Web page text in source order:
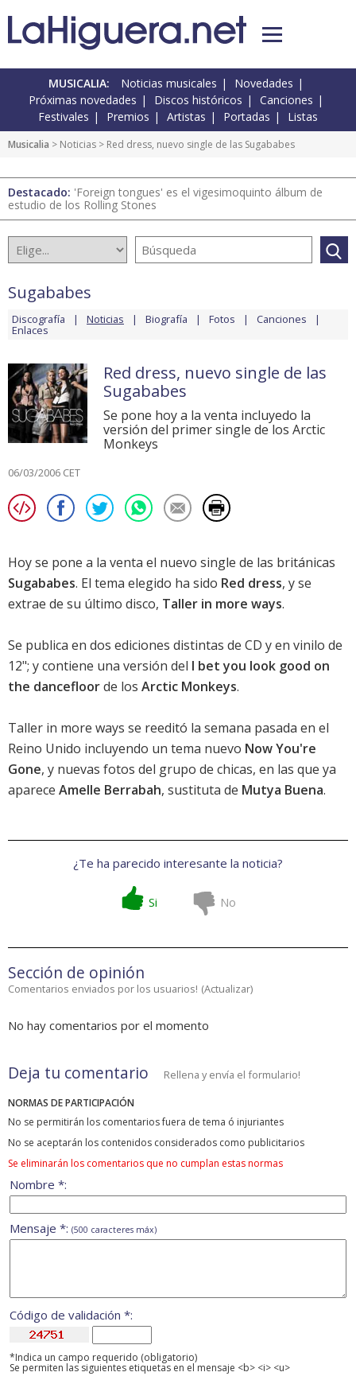
MUSICALIA: Noticias musicales
Novedades
Próximas novedades
Discos históricos
Canciones
Festivales
Premios Artistas Portadas Listas
Musicalia > Noticias > Red dress, nuevo single de las Sugababes
Destacado: 'Foreign tongues' es el vigesimoquinto álbum de
estudio de los Rolling Stones
Sugababes
Discografía Noticias Biografía Fotos Canciones
Enlaces
Red dress, nuevo single de las
Sugababes
Se pone hoy a la venta incluyedo la
versión del primer single de los Arctic
Monkeys
06/03/2006 CET
Hoy se pone a la venta el nuevo single de las británicas
Sugababes. El tema elegido ha sido Red dress, y se
extrae de su último disco, Taller in more ways.
Se publica en dos ediciones distintas de CD y en vinilo de
12"; y contiene una versión del I bet you look good on
the dancefloorde los Arctic Monkeys.
Taller in more ways se reeditó la semana pasada en el
Reino Unido incluyendo un tema nuevo Now You're
Gone, y nuevas fotos del grupo de chicas, en las que ya
aparece Amelle Berrabah, sustituta de Mutya Buena.
¿Te ha parecido interesante la noticia?
Si No
Sección de opinión
Comentarios enviados por los usuarios! (Actualizar)
No hay comentarios por el momento
Deja tu comentario Rellena y envía el formulario!
NORMAS DE PARTICIPACIÓN
No se permitirán los comentarios fuera de tema ó injuriantes
No se aceptarán los contenidos considerados como publicitarios
Se eliminarán los comentarios que no cumplan estas normas
Nombre *:
Mensaje *: (500 caracteres máx)
Código de validación *:
*Indica un campo requerido (obligatorio)
Se permiten las siguientes etiquetas en el mensaje <b> <i> <u>